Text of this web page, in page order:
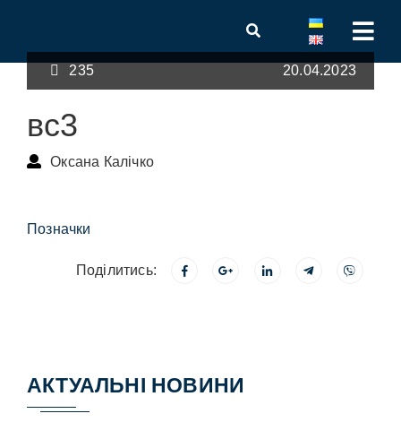
235 20.04.2023
вс3
Оксана Калічко
Позначки
Поділитись:
АКТУАЛЬНІ НОВИНИ